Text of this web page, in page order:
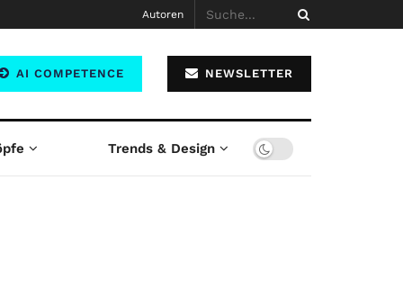
Autoren
AI COMPETENCE NEWSLETTER
Trends & Design